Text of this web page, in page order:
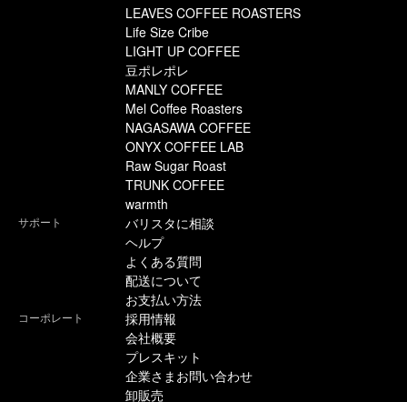
LEAVES COFFEE ROASTERS
Life Size Cribe
LIGHT UP COFFEE
豆ポレポレ
MANLY COFFEE
Mel Coffee Roasters
NAGASAWA COFFEE
ONYX COFFEE LAB
Raw Sugar Roast
TRUNK COFFEE
warmth
サポート
バリスタに相談
ヘルプ
よくある質問
配送について
お支払い方法
コーポレート
採用情報
会社概要
プレスキット
企業さまお問い合わせ
卸販売